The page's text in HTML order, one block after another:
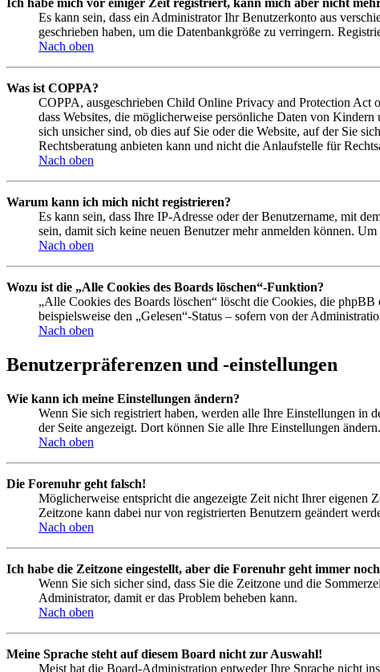
Ich habe mich vor einiger Zeit registriert, kann mich aber nicht
Es kann sein, dass ein Administrator Ihr Benutzerkonto aus
geschrieben haben, um die Datenbankgröße zu verringern.
Nach oben
Was ist COPPA?
COPPA, ausgeschrieben Child Online Privacy and Protection Act
dass Websites, die möglicherweise persönliche Daten von
sich unsicher sind, ob dies auf Sie oder die Website, auf der Sie
Rechtsberatung anbieten kann und nicht die Anlaufstelle für
Nach oben
Warum kann ich mich nicht registrieren?
Es kann sein, dass Ihre IP-Adresse oder der Benutzername, mit
sein, damit sich keine neuen Benutzer mehr anmelden können.
Nach oben
Wozu ist die „Alle Cookies des Boards löschen“-Funktion?
„Alle Cookies des Boards löschen“ löscht die Cookies, die
beispielsweise den „Gelesen“-Status – sofern von der
Nach oben
Benutzerpräferenzen und -einstellungen
Wie kann ich meine Einstellungen ändern?
Wenn Sie sich registriert haben, werden alle Ihre Einstellungen in
der Seite angezeigt. Dort können Sie alle Ihre Einstellungen ändern.
Nach oben
Die Forenuhr geht falsch!
Möglicherweise entspricht die angezeigte Zeit nicht Ihrer eigenen
Zeitzone kann dabei nur von registrierten Benutzern geändert
Nach oben
Ich habe die Zeitzone eingestellt, aber die Forenuhr geht immer
Wenn Sie sich sicher sind, dass Sie die Zeitzone und die
Administrator, damit er das Problem beheben kann.
Nach oben
Meine Sprache steht auf diesem Board nicht zur Auswahl!
Meist hat die Board-Administration entweder Ihre Sprache nicht